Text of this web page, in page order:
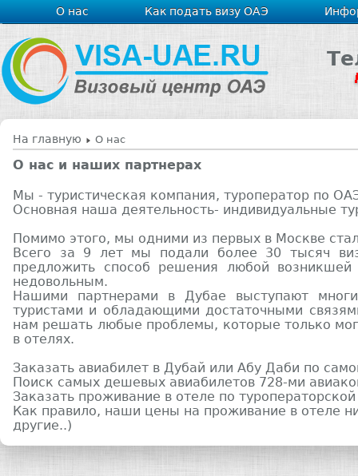
О нас Как подать визу ОАЭ
На главную О нас
О нас и наших партнерах
Мы - туристическая компания, туроператор по
Основная наша деятельность- индивидуальные
Помимо этого, мы одними из первых в Москве
Всего за 9 лет мы подали более 30 тысяч
предложить способ решения любой
недовольным.
Нашими партнерами в Дубае выступают
туристами и обладающими достаточными
нам решать любые проблемы, которые только
в отелях.
Заказать авиабилет в Дубай или Абу Даби по
Поиск самых дешевых авиабилетов 728-ми
Заказать проживание в отеле по
Как правило, наши цены на проживание в отеле
другие..)